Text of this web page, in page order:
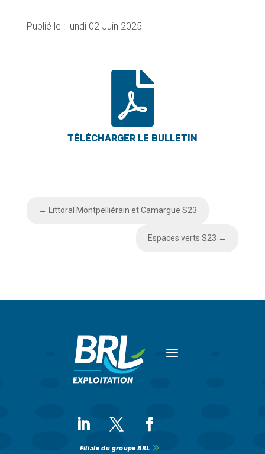
lundi 02 Juin 2025

← Littoral Montpelliérain et Camargue S23
Espaces verts S23 →
a
Filiale du groupe BRL